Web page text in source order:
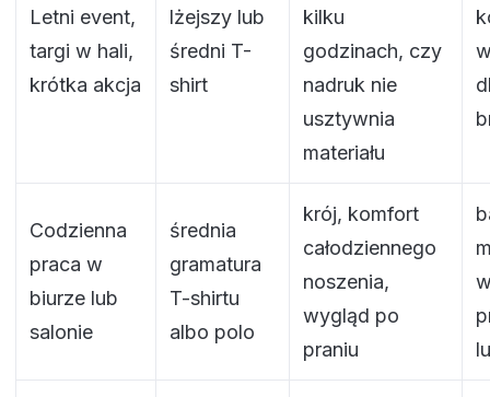
Letni event,
targi w hali,
krótka akcja
lżejszy lub
średni T-
shirt
kilku
godzinach, czy
nadruk nie
usztywnia
materiału
Codzienna
praca w
biurze lub
salonie
średnia
gramatura
T-shirtu
albo polo
krój, komfort
całodziennego
noszenia,
wygląd po
praniu